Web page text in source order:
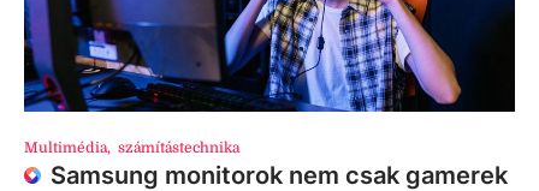
Multimédia, számítástechnika
Samsung monitorok nem csak gamerek